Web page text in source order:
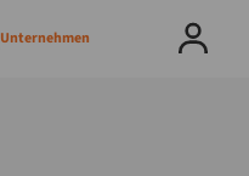
Unternehmen